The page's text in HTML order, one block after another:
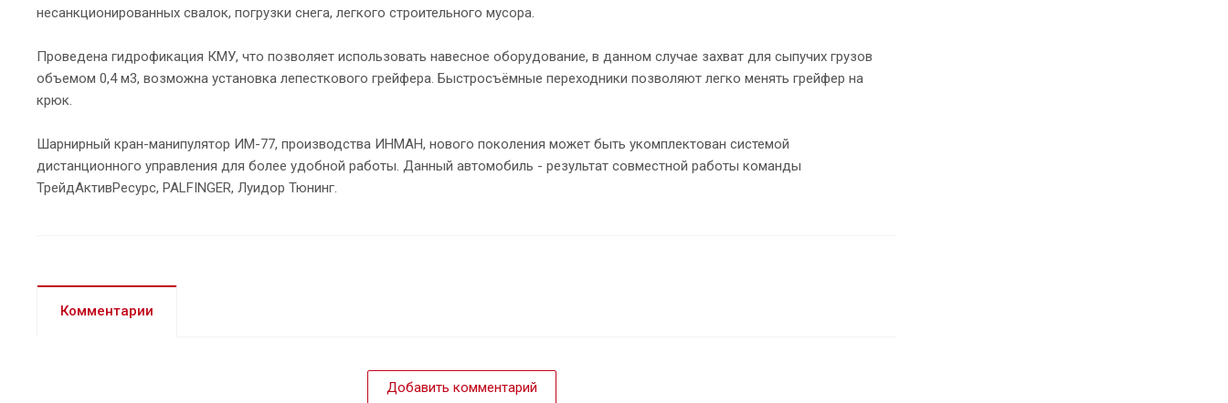
несанкционированных свалок, погрузки снега, легкого строительного мусора.
Проведена гидрофикация КМУ, что позволяет использовать навесное оборудование, в данном случае захват для сыпучих грузов
объемом 0,4 м3, возможна установка лепесткового грейфера. Быстросъёмные переходники позволяют легко менять грейфер на
крюк.
Шарнирный кран-манипулятор ИМ-77, производства ИНМАН, нового поколения может быть укомплектован системой
дистанционного управления для более удобной работы. Данный автомобиль - результат совместной работы команды
ТрейдАктивРесурс, PALFINGER, Луидор Тюнинг.
Комментарии
Добавить комментарий